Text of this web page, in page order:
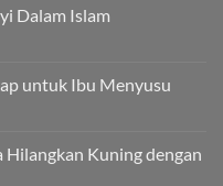
Dalam Islam
untuk Ibu Menyusu
Hilangkan Kuning dengan